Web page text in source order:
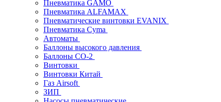
Пневматика GAMO
Пневматика ALFAMAX
Пневматические винтовки EVANIX
Пневматика Cyma
Автоматы
Баллоны высокого давления
Баллоны СО-2
Винтовки
Винтовки Китай
Газ Airsoft
ЗИП